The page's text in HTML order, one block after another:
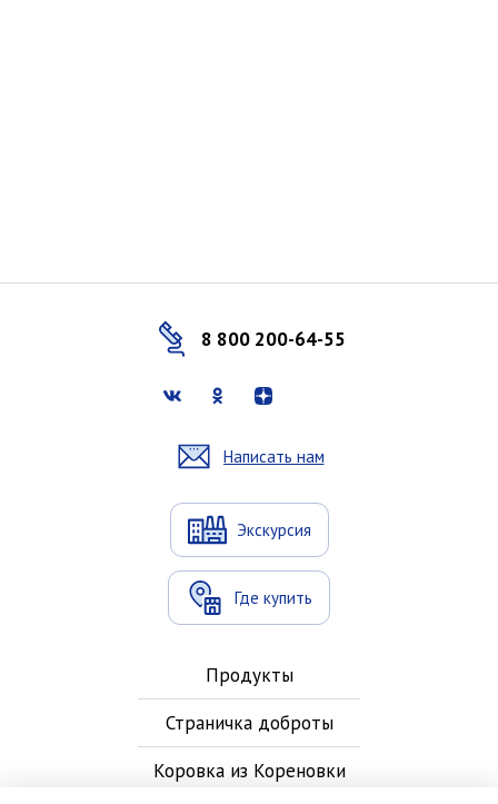
8 800 200-64-55
Написать нам
Экскурсия
Где купить
Продукты
Страничка доброты
Коровка из Кореновки